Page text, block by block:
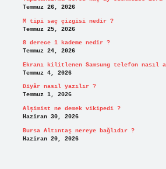
Temmuz 26, 2026
M tipi saç çizgisi nedir ?
Temmuz 25, 2026
8 derece 1 kademe nedir ?
Temmuz 24, 2026
Ekranı kilitlenen Samsung telefon nasıl
Temmuz 4, 2026
Diyâr nasıl yazılır ?
Temmuz 1, 2026
Alşimist ne demek vikipedi ?
Haziran 30, 2026
Bursa Altıntaş nereye bağlıdır ?
Haziran 20, 2026